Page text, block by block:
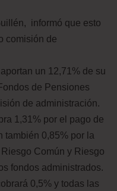
informó que esto
comisión de
un 12,71% de su
de Pensiones
de administración.
1,31% por el pago de
también 0,85% por la
Común y Riesgo
fondos administrados.
0,5% y todas las